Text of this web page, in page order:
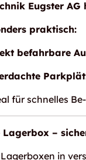
Eugster AG
praktisch:
befahrbare
für schnelles
–
in